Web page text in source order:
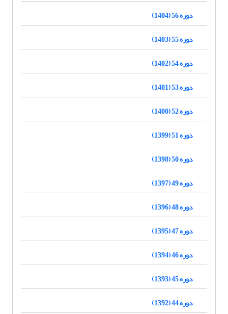
دوره 56 (1404)
دوره 55 (1403)
دوره 54 (1402)
دوره 53 (1401)
دوره 52 (1400)
دوره 51 (1399)
دوره 50 (1398)
دوره 49 (1397)
دوره 48 (1396)
دوره 47 (1395)
دوره 46 (1394)
دوره 45 (1393)
دوره 44 (1392)